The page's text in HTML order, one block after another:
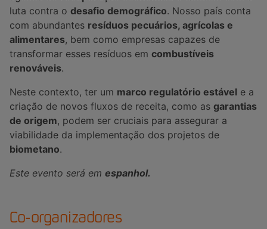
luta contra o desafio demográfico. Nosso país conta
com abundantes resíduos pecuários, agrícolas e
alimentares, bem como empresas capazes de
transformar esses resíduos em combustíveis
renováveis.
Neste contexto, ter um marco regulatório estável e a
criação de novos fluxos de receita, como as garantias
de origem, podem ser cruciais para assegurar a
viabilidade da implementação dos projetos de
biometano.
Este evento será em espanhol.
Co-organizadores